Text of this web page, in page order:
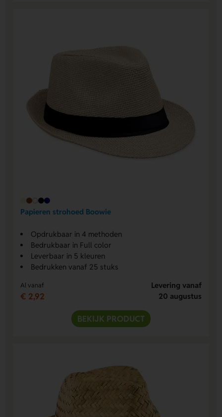
Papieren strohoed Boowie
Opdrukbaar in 4 methoden
Bedrukbaar in Full color
Leverbaar in 5 kleuren
Bedrukken vanaf 25 stuks
Al vanaf
€ 2,92
Levering vanaf
20 augustus
BEKIJK PRODUCT